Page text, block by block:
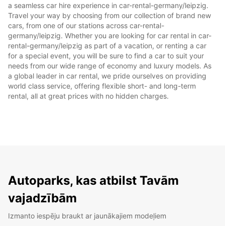
a seamless car hire experience in car-rental-germany/leipzig.
Travel your way by choosing from our collection of brand new
cars, from one of our stations across car-rental-
germany/leipzig. Whether you are looking for car rental in car-
rental-germany/leipzig as part of a vacation, or renting a car
for a special event, you will be sure to find a car to suit your
needs from our wide range of economy and luxury models. As
a global leader in car rental, we pride ourselves on providing
world class service, offering flexible short- and long-term
rental, all at great prices with no hidden charges.
Autoparks, kas atbilst Tavām
vajadzībām
Izmanto iespēju braukt ar jaunākajiem modeļiem